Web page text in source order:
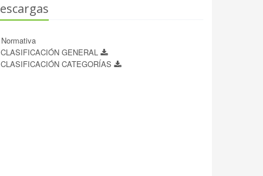
CLASIFICACIÓN GENERAL
CLASIFICACIÓN CATEGORÍAS